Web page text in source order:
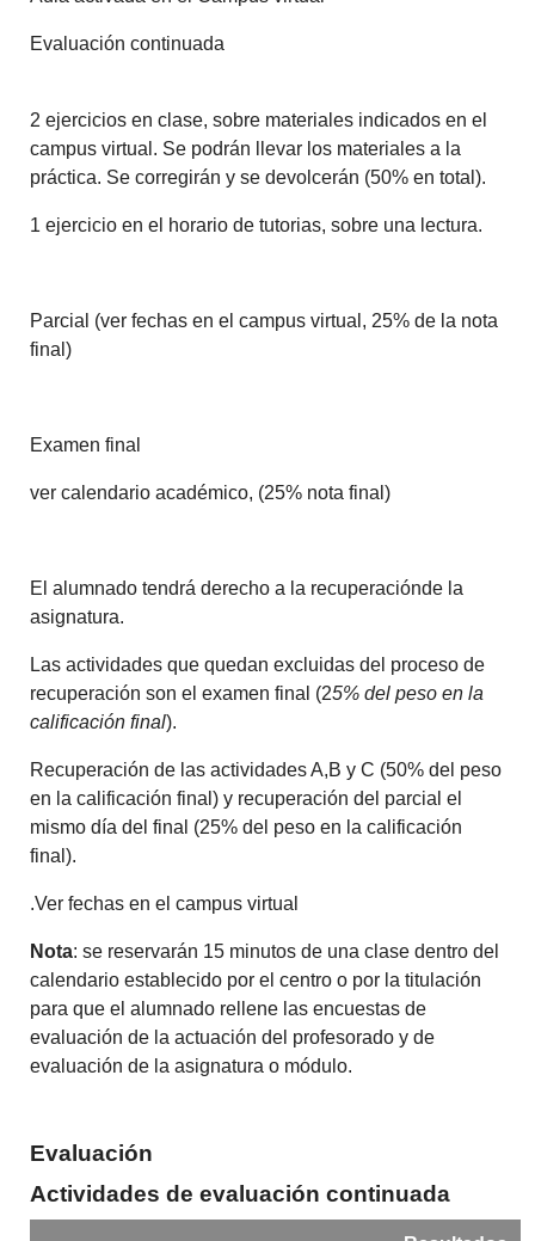
Evaluación continuada
2 ejercicios en clase, sobre materiales indicados en el
campus virtual. Se podrán llevar los materiales a la
práctica. Se corregirán y se devolcerán (50% en total).
1 ejercicio en el horario de tutorias, sobre una lectura.
Parcial (ver fechas en el campus virtual, 25% de la nota
final)
Examen final
ver calendario académico, (25% nota final)
El alumnado tendrá derecho a la recuperaciónde la
asignatura.
Las actividades que quedan excluidas del proceso de
recuperación son el examen final (25% del peso en la
calificación final).
Recuperación de las actividades A,B y C (50% del peso
en la calificación final) y recuperación del parcial el
mismo día del final (25% del peso en la calificación
final).
.Ver fechas en el campus virtual
Nota: se reservarán 15 minutos de una clase dentro del
calendario establecido por el centro o por la titulación
para que el alumnado rellene las encuestas de
evaluación de la actuación del profesorado y de
evaluación de la asignatura o módulo.
Evaluación
Actividades de evaluación continuada